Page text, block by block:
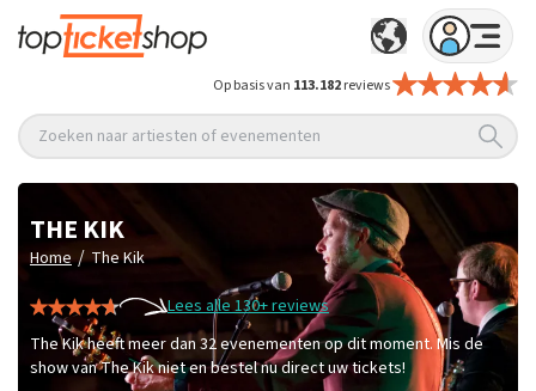
Op basis van 113.182reviews
Zoeken naar artiesten of evenementen
THE KIK
Home / The Kik
Lees alle 130+ reviews
The Kik heeft meer dan 32 evenementen op dit moment. Mis de
show van The Kik niet en bestel nu direct uw tickets!